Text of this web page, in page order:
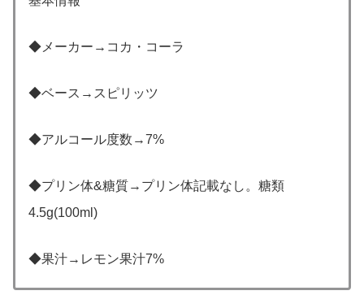
◆メーカー→コカ・コーラ
◆ベース→スピリッツ
◆アルコール度数→7%
◆プリン体&糖質→プリン体記載なし。糖類
4.5g(100ml)
◆果汁→レモン果汁7%